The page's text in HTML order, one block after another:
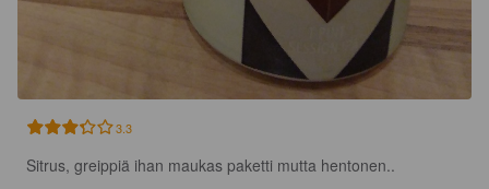
3.3
Sitrus, greippiä ihan maukas paketti mutta hentonen..